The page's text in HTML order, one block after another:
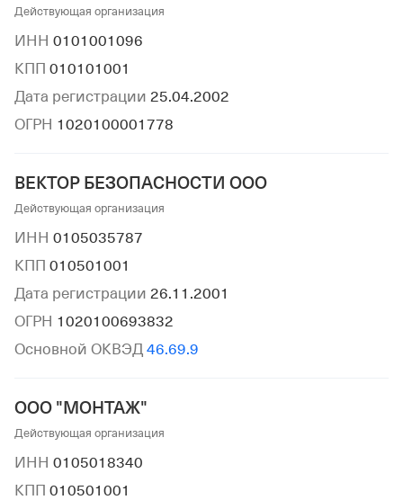
Действующая организация
ИНН 0101001096
КПП 010101001
Дата регистрации 25.04.2002
ОГРН 1020100001778
ВЕКТОР БЕЗОПАСНОСТИ ООО
Действующая организация
ИНН 0105035787
КПП 010501001
Дата регистрации 26.11.2001
ОГРН 1020100693832
Основной ОКВЭД 46.69.9
ООО "МОНТАЖ"
Действующая организация
ИНН 0105018340
КПП 010501001